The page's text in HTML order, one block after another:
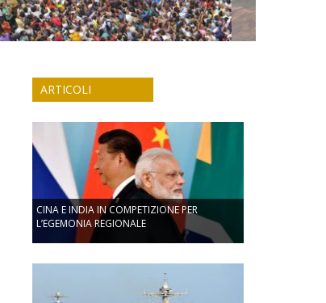
ARTICOLI
CINA E INDIA IN COMPETIZIONE PER
L’EGEMONIA REGIONALE